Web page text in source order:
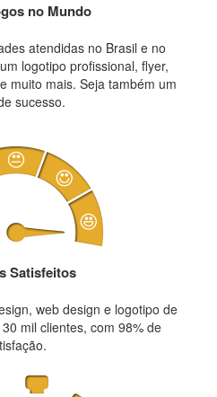
no Mundo
atendidas no Brasil e no
logotipo profissional, flyer,
muito mais. Seja também um
sucesso.
Satisfeitos
web design e logotipo de
mil clientes, com 98% de